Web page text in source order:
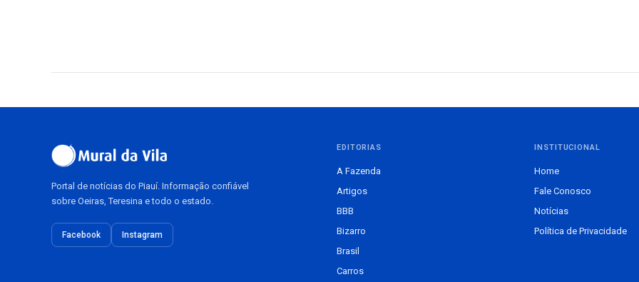
Portal de notícias do Piauí. Informação confiável
sobre Oeiras, Teresina e todo o estado.
Facebook Instagram
EDITORIAS
A Fazenda
Artigos
BBB
Bizarro
Brasil
Carros
INSTITUCIONAL
Home
Fale Conosco
Notícias
Política de Privacidade